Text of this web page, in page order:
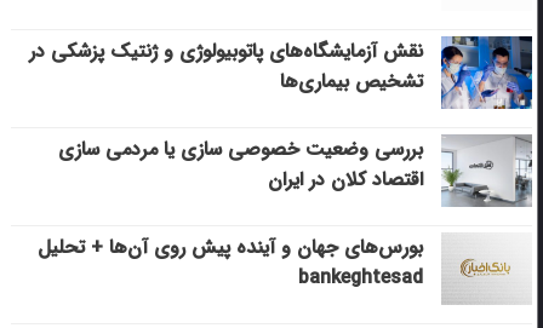
نقش آزمایشگاه‌های پاتوبیولوژی و ژنتیک پزشکی در
تشخیص بیماری‌ها
بررسی وضعیت خصوصی سازی یا مردمی سازی
اقتصاد کلان در ایران
بورس‌های جهان و آینده پیش روی آن‌ها + تحلیل
bankeghtesad